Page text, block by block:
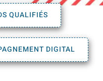
QUALIFIÉS
DIGITAL